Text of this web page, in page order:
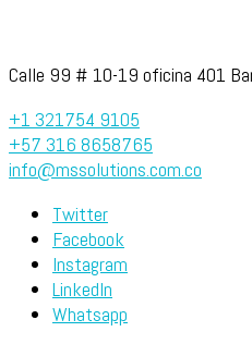
Calle 99 # 10-19 oficina 401
+1 321754 9105
+57 316 8658765
info@mssolutions.com.co
Twitter
Facebook
Instagram
LinkedIn
Whatsapp